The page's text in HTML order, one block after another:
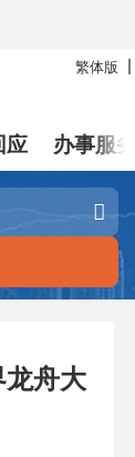
繁体版
应 办事服
龙舟大